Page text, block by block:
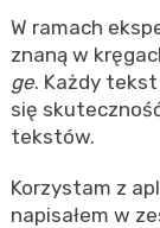
W ra­mach
znaną w
ge. Każdy
się
tek­stów.
Ko­rzy­stam z
na­pi­sa­łem w